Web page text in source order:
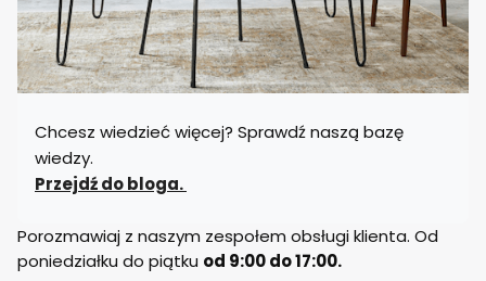
Chcesz wiedzieć więcej? Sprawdź naszą bazę
wiedzy.
Przejdź do bloga.
Porozmawiaj z naszym zespołem obsługi klienta. Od
poniedziałku do piątku od 9:00 do 17:00.